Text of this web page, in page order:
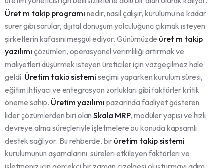
Üretim takip programı nedir, nasıl çalışır, kurulumu ne kadar
sürer gibi sorular, dijital dönüşüm yolculuğuna çıkmak isteyen
şirketlerin kafasını meşgul ediyor. Günümüzde üretim takip
yazılımı çözümleri, operasyonel verimliliği artırmak ve
maliyetleri düşürmek isteyen üreticiler için vazgeçilmez hale
geldi. Üretim takip sistemi seçimi yaparken kurulum süresi,
eğitim ihtiyacı ve entegrasyon zorlukları gibi faktörler kritik
öneme sahip. Üretim yazılımı pazarında faaliyet gösteren
lider çözümlerden biri olan Skala MRP, modüler yapısı ve hızlı
devreye alma süreçleriyle işletmelere bu konuda kapsamlı
destek sağlıyor. Bu rehberde, bir üretim takip sistemi
kurulumunun aşamalarını, süreleri etkileyen faktörleri ve
işletmeniz için gerçekçi bir zaman çizelgesi oluşturmayı adım